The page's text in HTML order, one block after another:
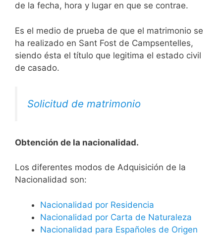
de la fecha, hora y lugar en que se contrae.
Es el medio de prueba de que el matrimonio se
ha realizado en Sant Fost de Campsentelles,
siendo ésta el título que legitima el estado civil
de casado.
Solicitud de matrimonio
Obtención de la nacionalidad.
​​​Los diferentes modos de Adquisición de la
Nacionalidad son:
Nacionalidad por Residencia
Nacionalidad por Carta de Naturaleza
Nacionalidad para Españoles de Origen